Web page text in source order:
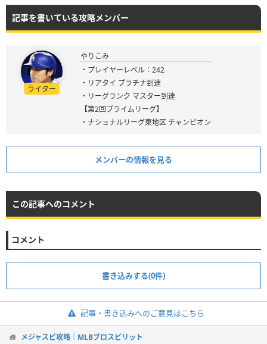
記事を書いている攻略メンバー
ライター
やりこみ
・プレイヤーレベル：242
・リアタイ プラチナ到達
・リーグランク マスター到達
【第2回プライムリーグ】
・ナショナルリーグ東地区 チャンピオン
メンバーの情報を見る
この記事へのコメント
コメント
書き込みする(0件)
記事・書き込みへのご意見はこちら
メジャスピ攻略｜MLBプロスピリット